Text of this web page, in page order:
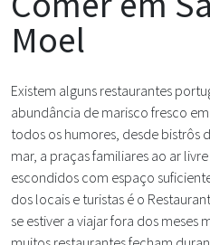
Moel
Existem alguns restaurantes
abundância de marisco fresco
todos os humores, desde bistrôs
mar, a praças familiares ao ar
escondidos com espaço
dos locais e turistas é o
se estiver a viajar fora dos